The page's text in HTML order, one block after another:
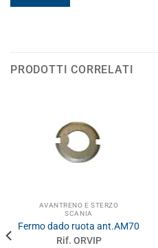
PRODOTTI CORRELATI
AVANTRENO E STERZO
SCANIA
Fermo dado ruota ant.AM70
Rif. ORVIP